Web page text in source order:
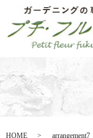
HOME arrangement7